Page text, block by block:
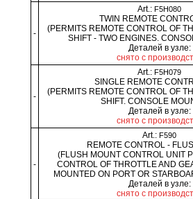
-
Art.: F5H080
TWIN REMOTE
(PERMITS REMOTE CONTROL OF
SHIFT - TWO ENGINES.
Деталей в узле:
снято с
-
Art.: F5H079
SINGLE REMOTE
(PERMITS REMOTE CONTROL OF
SHIFT. CONSOLE
Деталей в узле:
снято с
-
Art.: F590
REMOTE CONTROL -
(FLUSH MOUNT CONTROL UNIT
CONTROL OF THROTTLE AND
MOUNTED ON PORT OR
Деталей в узле:
снято с